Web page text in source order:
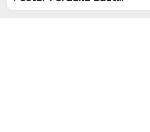
Kesan Spiritual Religi